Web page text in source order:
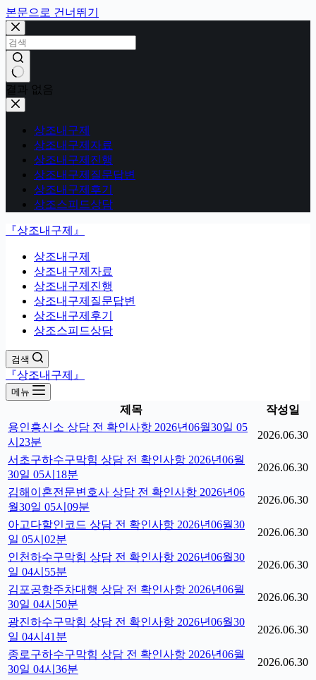
본문으로 건너뛰기
결과 없음
상조내구제
상조내구제자료
상조내구제진행
상조내구제질문답변
상조내구제후기
상조스피드상담
『상조내구제』
상조내구제
상조내구제자료
상조내구제진행
상조내구제질문답변
상조내구제후기
상조스피드상담
검색
『상조내구제』
메뉴
제목
작성일
용인흥신소 상담 전 확인사항 2026년06월30일 05
시23분
2026.06.30
서초구하수구막힘 상담 전 확인사항 2026년06월
30일 05시18분
2026.06.30
김해이혼전문변호사 상담 전 확인사항 2026년06
월30일 05시09분
2026.06.30
아고다할인코드 상담 전 확인사항 2026년06월30
일 05시02분
2026.06.30
인천하수구막힘 상담 전 확인사항 2026년06월30
일 04시55분
2026.06.30
김포공항주차대행 상담 전 확인사항 2026년06월
30일 04시50분
2026.06.30
광진하수구막힘 상담 전 확인사항 2026년06월30
일 04시41분
2026.06.30
종로구하수구막힘 상담 전 확인사항 2026년06월
30일 04시36분
2026.06.30